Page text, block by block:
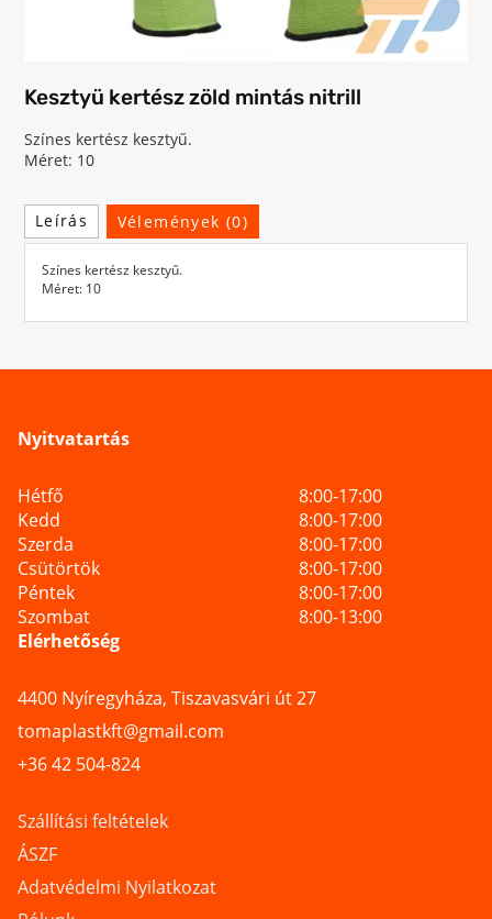
Kesztyü kertész zöld mintás nitrill
Színes kertész kesztyű.
Méret: 10
Leírás Vélemények (0)
Színes kertész kesztyű.
Méret: 10
Nyitvatartás
Hétfő
8:00-17:00
Kedd
8:00-17:00
Szerda
8:00-17:00
Csütörtök
8:00-17:00
Péntek
8:00-17:00
Szombat
8:00-13:00
Elérhetőség
4400 Nyíregyháza, Tiszavasvári út 27
tomaplastkft@gmail.com
+36 42 504-824
Szállítási feltételek
ÁSZF
Adatvédelmi Nyilatkozat